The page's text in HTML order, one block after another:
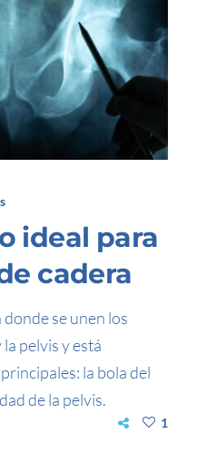
ideal para
cadera
se unen los
pelvis y está
la bola del
de la pelvis.
1